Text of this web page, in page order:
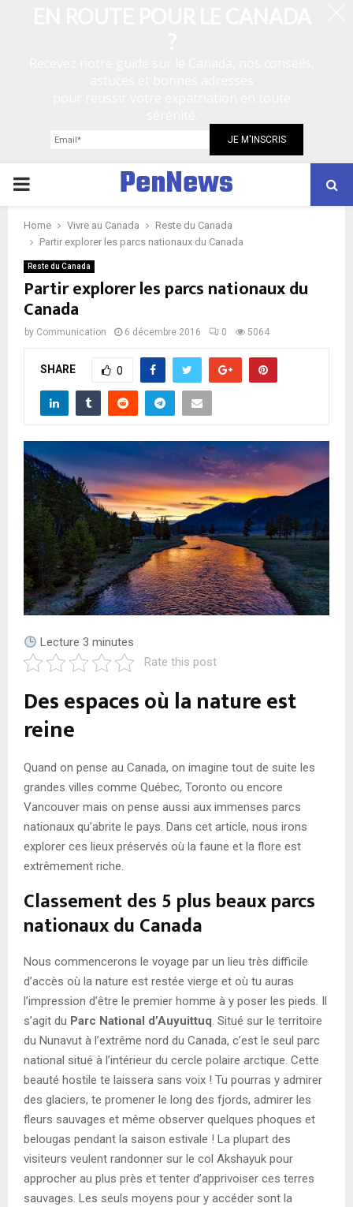
P
R
M
Y
M
E
N
U
PenNews
Home Vivre au Canada
Reste du Canada
Partir explorer les parcs nationaux du Canada
Reste du Canada
Partir explorer les parcs nationaux du
Canada
by Communication 6 décembre 2016 0 5064
SHARE 0
Lecture 3 minutes
Rate this post
Des espaces où la nature est
reine
Quand on pense au Canada, on imagine tout de suite les
grandes villes comme Québec, Toronto ou encore
Vancouver mais on pense aussi aux immenses parcs
nationaux qu’abrite le pays. Dans cet article, nous irons
explorer ces lieux préservés où la faune et la flore est
extrêmement riche.
Classement des 5 plus beaux parcs
nationaux du Canada
Nous commencerons le voyage par un lieu très difficile
d’accès où la nature est restée vierge et où tu auras
l’impression d’être le premier homme à y poser les pieds. Il
s’agit du Parc National d’Auyuittuq. Situé sur le territoire
du Nunavut à l’extrême nord du Canada, c’est le seul parc
national situé à l’intérieur du cercle polaire arctique. Cette
beauté hostile te laissera sans voix ! Tu pourras y admirer
des glaciers, te promener le long des fjords, admirer les
fleurs sauvages et même observer quelques phoques et
belougas pendant la saison estivale ! La plupart des
visiteurs veulent randonner sur le col Akshayuk pour
approcher au plus près et tenter d’apprivoiser ces terres
sauvages. Les seuls moyens pour y accéder sont la